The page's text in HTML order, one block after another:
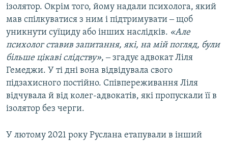
ізолятор. Окрім того, йому надали психолога, який
мав спілкуватися з ним і підтримувати ‒ щоб
уникнути суїциду або інших наслідків. «Але
психолог ставив запитання, які, на мій погляд, були
більше цікаві слідству», ‒ згадує адвокат Ліля
Гемеджи. У ті дні вона відвідувала свого
підзахисного постійно. Співпереживання Ліля
відчувала й від колег-адвокатів, які пропускали її в
ізолятор без черги.
У лютому 2021 року Руслана етапували в інший